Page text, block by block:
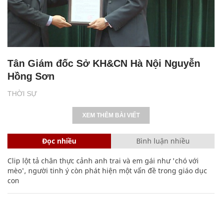
THỜI SỰ
Tân Giám đốc Sở KH&CN Hà Nội Nguyễn
Hồng Sơn
XEM THÊM BÀI VIẾT
Đọc nhiều Bình luận nhiều
Clip lột tả chân thực cảnh anh trai và em gái như 'chó với
mèo', người tinh ý còn phát hiện một vấn đề trong giáo dục
con